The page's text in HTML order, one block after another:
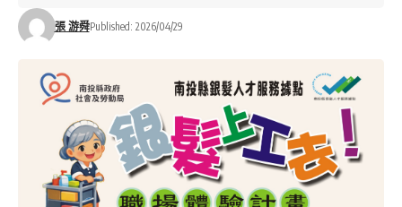
張 游舜Published: 2026/04/29